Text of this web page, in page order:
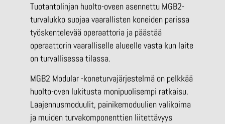
Tuotantolinjan huolto-oveen asennettu MGB2-
turvalukko suojaa vaarallisten koneiden parissa
työskentelevää operaattoria ja päästää
operaattorin vaaralliselle alueelle vasta kun laite
on turvallisessa tilassa.
MGB2 Modular -koneturvajärjestelmä on pelkkää
huolto-oven lukitusta monipuolisempi ratkaisu.
Laajennusmoduulit, painikemoduulien valikoima
ja muiden turvakomponenttien liitettävyys